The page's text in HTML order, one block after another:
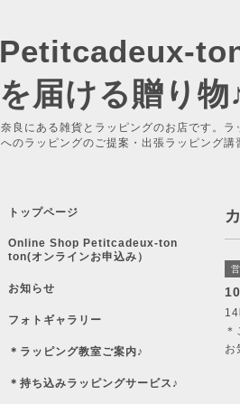
Petitcadeux-
を届ける贈り物
奈良にある雑貨とラッピングのお店です。
へのラッピングのご提案・出張ラッピング講
お
トップページ
Online Shop Petitcadeux-ton
ton(オンラインお申込み）
お知らせ
フォトギャラリー
＊ラッピング教室ご案内♪
＊持ち込みラッピングサービス♪